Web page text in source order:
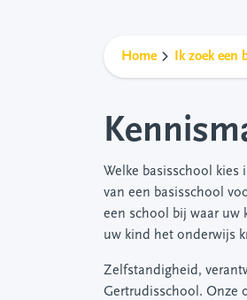
Home Ik zoek een
Welke basisschool
van een basisschool
een school bij waar uw
uw kind het onderwijs
Zelfstandigheid,
Gertrudisschool. Onze